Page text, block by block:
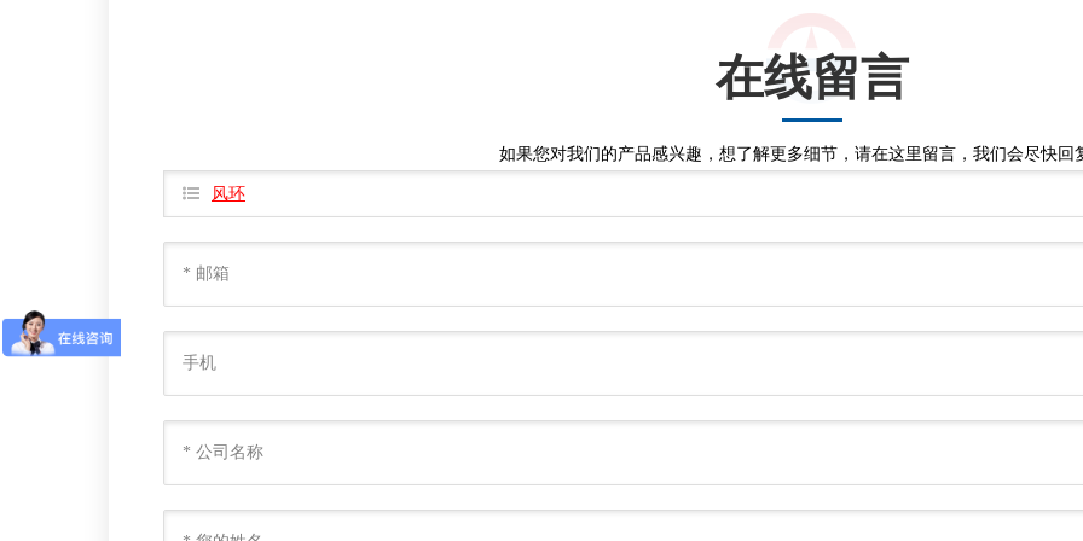
在线留言
如果您对我们的产品感兴趣，想了解更多细节，请在这里留言，我们会尽快回
风环